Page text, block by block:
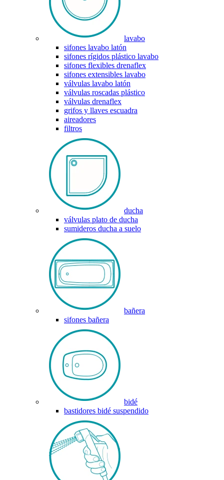
lavabo
sifones lavabo latón
sifones rígidos plástico lavabo
sifones flexibles drenaflex
sifones extensibles lavabo
válvulas lavabo latón
válvulas roscadas plástico
válvulas drenaflex
grifos y llaves escuadra
aireadores
filtros
ducha
válvulas plato de ducha
sumideros ducha a suelo
bañera
sifones bañera
bidé
bastidores bidé suspendido